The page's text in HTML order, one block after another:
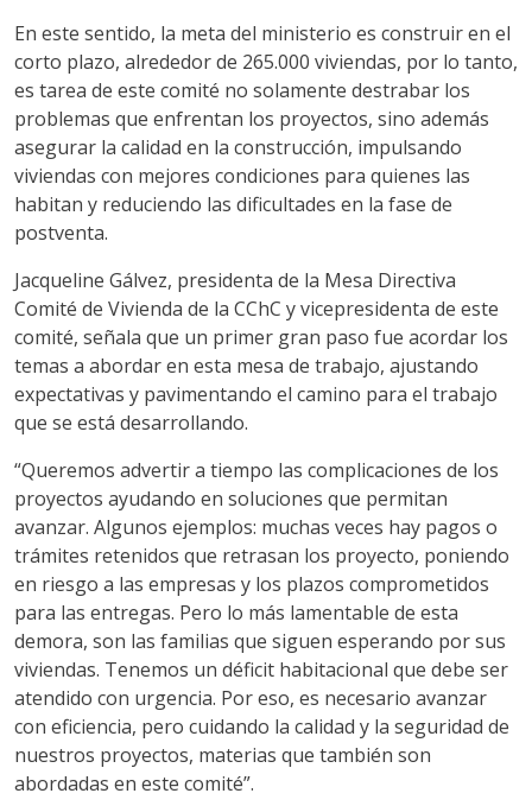
En este sentido, la meta del ministerio es construir en el
corto plazo, alrededor de 265.000 viviendas, por lo tanto,
es tarea de este comité no solamente destrabar los
problemas que enfrentan los proyectos, sino además
asegurar la calidad en la construcción, impulsando
viviendas con mejores condiciones para quienes las
habitan y reduciendo las dificultades en la fase de
postventa.
Jacqueline Gálvez, presidenta de la Mesa Directiva
Comité de Vivienda de la CChC y vicepresidenta de este
comité, señala que un primer gran paso fue acordar los
temas a abordar en esta mesa de trabajo, ajustando
expectativas y pavimentando el camino para el trabajo
que se está desarrollando.
“Queremos advertir a tiempo las complicaciones de los
proyectos ayudando en soluciones que permitan
avanzar. Algunos ejemplos: muchas veces hay pagos o
trámites retenidos que retrasan los proyecto, poniendo
en riesgo a las empresas y los plazos comprometidos
para las entregas. Pero lo más lamentable de esta
demora, son las familias que siguen esperando por sus
viviendas. Tenemos un déficit habitacional que debe ser
atendido con urgencia. Por eso, es necesario avanzar
con eficiencia, pero cuidando la calidad y la seguridad de
nuestros proyectos, materias que también son
abordadas en este comité”.